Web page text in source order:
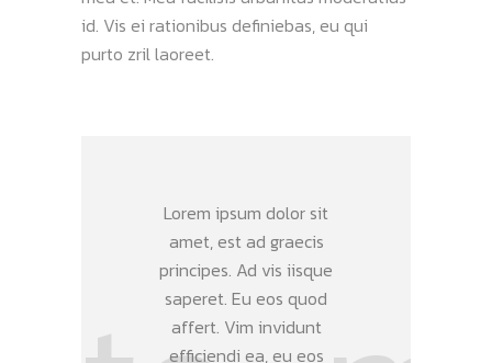
id. Vis ei rationibus definiebas, eu qui
purto zril laoreet.
Lorem ipsum dolor sit
amet, est ad graecis
principes. Ad vis iisque
saperet. Eu eos quod
affert. Vim invidunt
efficiendi ea, eu eos